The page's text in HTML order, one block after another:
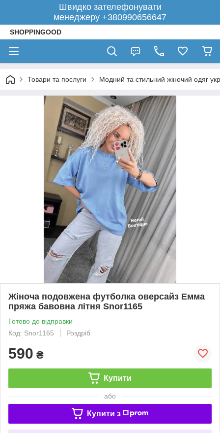
Швидко зателефонувати
менеджеру +380990656647
SHOPPINGOOD
Товари та послуги Модний та стильний жіночий одяг
Жіноча подовжена футболка оверсайз Емма
пряжа бавовна літня Snor1165
Готово до відправки
Код: Snor1165
Роздріб
590 ₴
Купити
або
Купити з